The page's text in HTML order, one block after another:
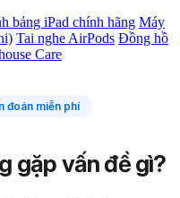
bảng iPad chính hãng Máy
Tai nghe AirPods Đồng hồ
Care
đoán miễn phí
gặp vấn đề gì?